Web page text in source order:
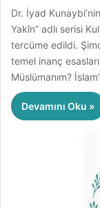
Dr. İyad
Yakîn” adlı serisi
tercüme edildi.
temel inanç
Müslümanım?
Devamını Oku »